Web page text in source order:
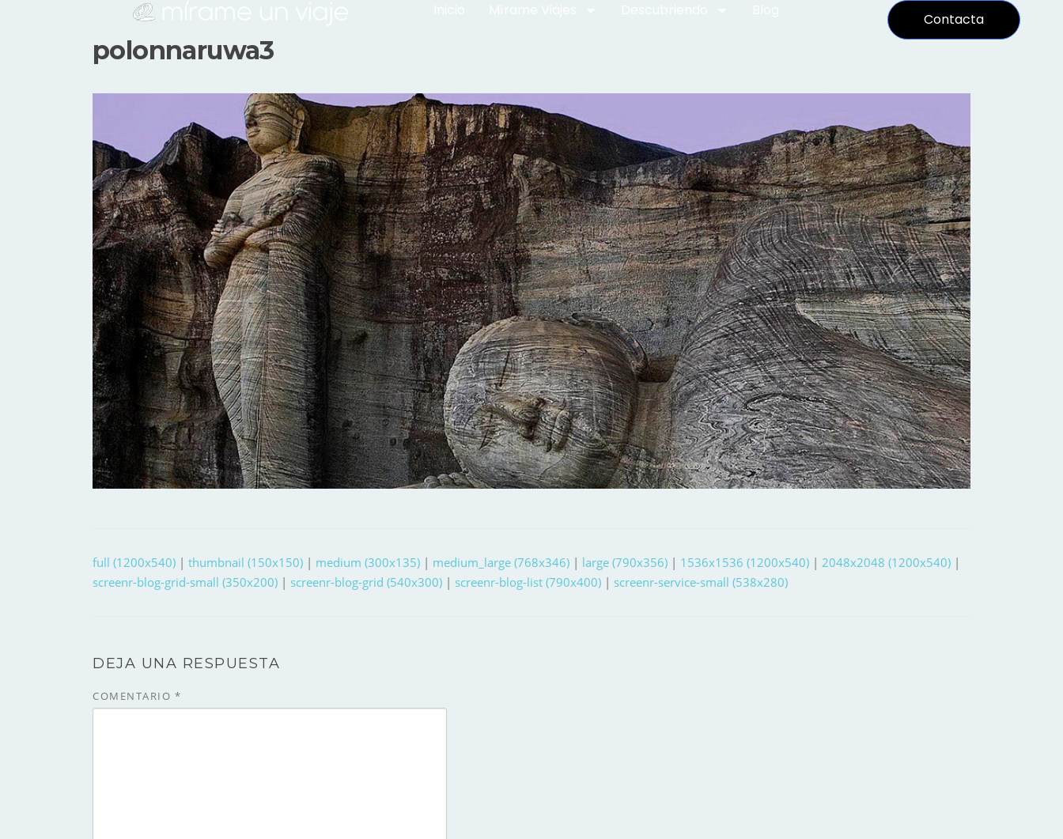
Contacta
polonnaruwa3
full (1200x540) | thumbnail (150x150) | medium (300x135) | medium_large (768x346) | large (790x356) | 1536x1536 (1200x540) | 2048x2048 (1200x540) |
screenr-blog-grid-small (350x200) | screenr-blog-grid (540x300) | screenr-blog-list (790x400) | screenr-service-small (538x280)
DEJA UNA RESPUESTA
COMENTARIO *